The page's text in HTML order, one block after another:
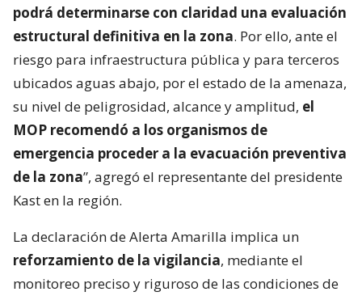
podrá determinarse con claridad una evaluación
estructural definitiva en la zona. Por ello, ante el
riesgo para infraestructura pública y para terceros
ubicados aguas abajo, por el estado de la amenaza,
su nivel de peligrosidad, alcance y amplitud, el
MOP recomendó a los organismos de
emergencia proceder a la evacuación preventiva
de la zona”, agregó el representante del presidente
Kast en la región.
La declaración de Alerta Amarilla implica un
reforzamiento de la vigilancia, mediante el
monitoreo preciso y riguroso de las condiciones de